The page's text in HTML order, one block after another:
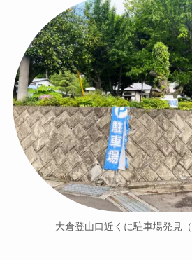
大倉登山口近くに駐車場発見（